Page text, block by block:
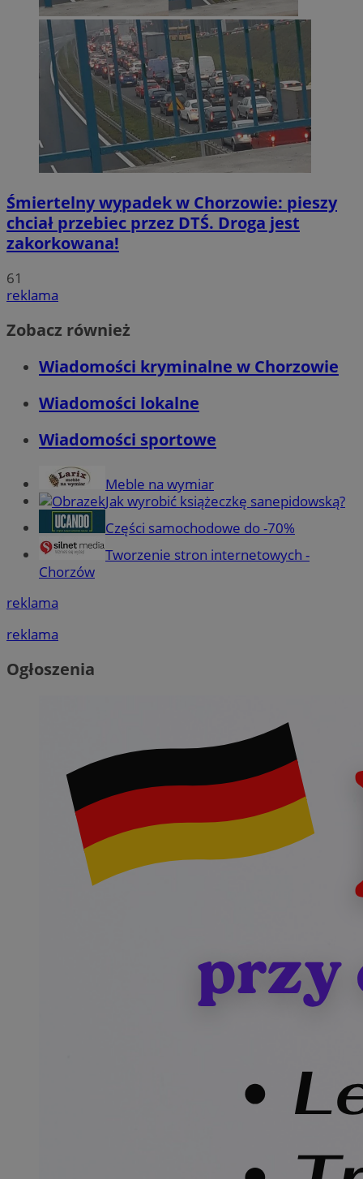
Śmiertelny wypadek w Chorzowie: pieszy
chciał przebiec przez DTŚ. Droga jest
zakorkowana!
61
reklama
Zobacz również
Wiadomości kryminalne w Chorzowie
Wiadomości lokalne
Wiadomości sportowe
Meble na wymiar
Jak wyrobić książeczkę sanepidowską?
Części samochodowe do -70%
Tworzenie stron internetowych -
Chorzów
reklama
reklama
Ogłoszenia